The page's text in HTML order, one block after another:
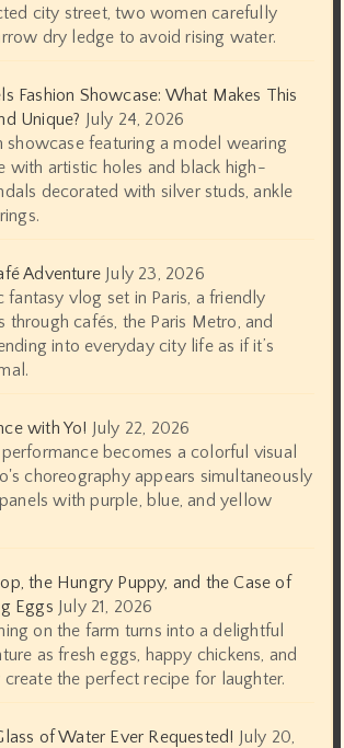
city street, two women carefully
dry ledge to avoid rising water.
Fashion Showcase: What Makes This
Unique? July 24, 2026
showcase featuring a model wearing
with artistic holes and black high-
decorated with silver studs, ankle
Adventure July 23, 2026
fantasy vlog set in Paris, a friendly
through cafés, the Paris Metro, and
into everyday city life as if it’s
with Yo! July 22, 2026
becomes a colorful visual
choreography appears simultaneously
with purple, blue, and yellow
the Hungry Puppy, and the Case of
Eggs July 21, 2026
on the farm turns into a delightful
as fresh eggs, happy chickens, and
create the perfect recipe for laughter.
of Water Ever Requested! July 20,